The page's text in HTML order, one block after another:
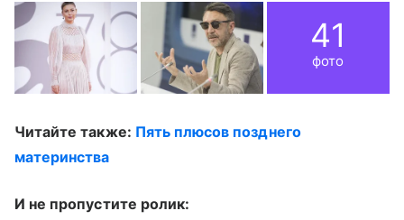
41
фото
Читайте также: Пять плюсов позднего
материнства
И не пропустите ролик: